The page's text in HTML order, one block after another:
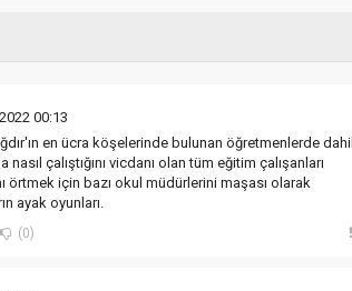
00:13
en ücra köşelerinde bulunan öğretmenlerde dahil
çalıştığını vicdanı olan tüm eğitim çalışanları
örtmek için bazı okul müdürlerini maşası olarak
ayak oyunları.
(0)